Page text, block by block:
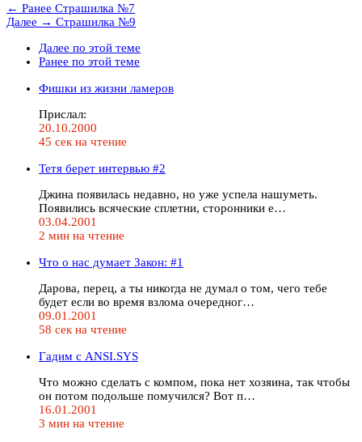
← Ранее Страшилка №7
Далее → Страшилка №9
Далее по этой теме
Ранее по этой теме
Фишки из жизни ламеров
Прислал:
20.10.2000
45 сек на чтение
Тетя берет интервью #2
Джина появилась недавно, но уже успела нашуметь.
Появились всяческие сплетни, сторонники е…
03.04.2001
2 мин на чтение
Что о нас думает Закон: #1
Дарова, перец, а ты никогда не думал о том, чего тебе
будет если во время взлома очередног…
09.01.2001
58 сек на чтение
Гадим с ANSI.SYS
Что можно сделать с компом, пока нет хозяина, так чтобы
он потом подольше помучился? Вот п…
16.01.2001
3 мин на чтение